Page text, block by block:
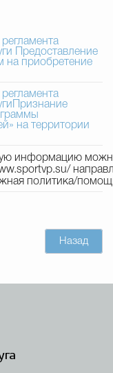
Предоставление
на приобретение
на территории
информацию можно
политика/
Назад